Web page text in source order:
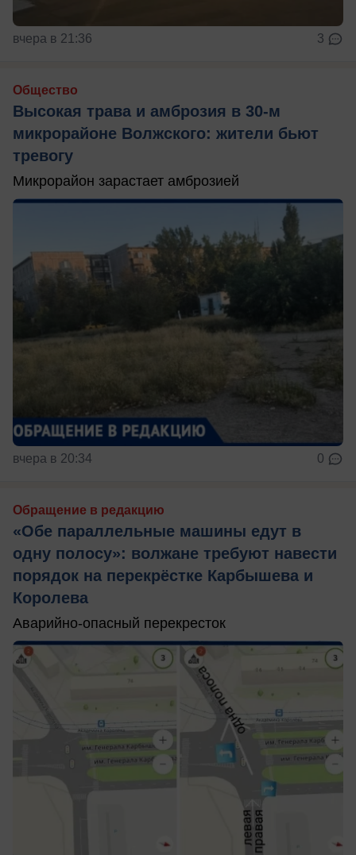
вчера в 21:36 3
Общество
Высокая трава и амброзия в 30‑м
микрорайоне Волжского: жители бьют
тревогу
Микрорайон зарастает амброзией
вчера в 20:34 0
Обращение в редакцию
«Обе параллельные машины едут в
одну полосу»: волжане требуют навести
порядок на перекрёстке Карбышева и
Королева
Аварийно-опасный перекресток